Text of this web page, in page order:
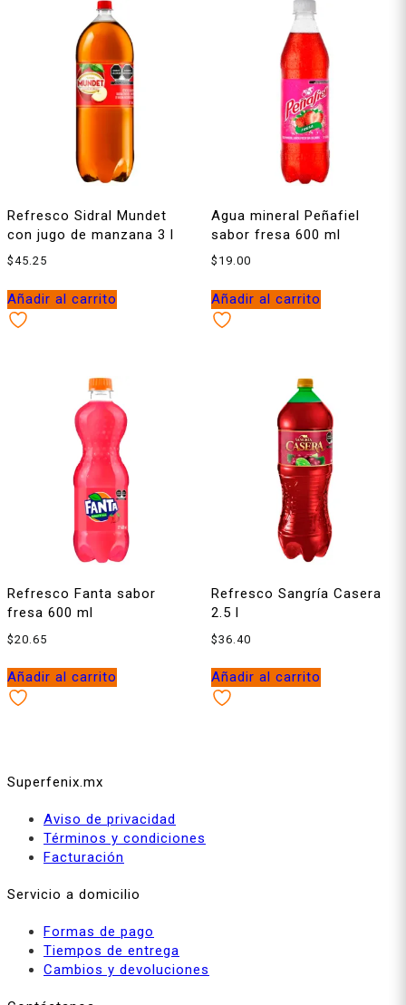
Refresco Sidral Mundet
con jugo de manzana 3 l
$45.25
Añadir al carrito
Agua mineral Peñafiel
sabor fresa 600 ml
$ 19.00
Añadir al carrito
Refresco Fanta sabor
fresa 600 ml
$20.65
Añadir al carrito
Refresco Sangría Casera
2.5 l
$36.40
Añadir al carrito
Superfenix.mx
Aviso de privacidad
Términos y condiciones
Facturación
Servicio a domicilio
Formas de pago
Tiempos de entrega
Cambios y devoluciones